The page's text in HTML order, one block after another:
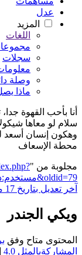
عدل
المزيد
اللغات
سجلات
وصلة
ماذا
أنا بأحب القهوة
سلام لو معاها
وهكون إنسان أسعد
محطة الإسعاف
مجلوبة من "
title=مستخدم:دعاء_عبد_العال&oldid=79
آخر تعديل بتاريخ 17 مارس 2016، في 09:32
ويكي الجندر
المحتوى متاح وفق
المشاركةبالمثل 4.0